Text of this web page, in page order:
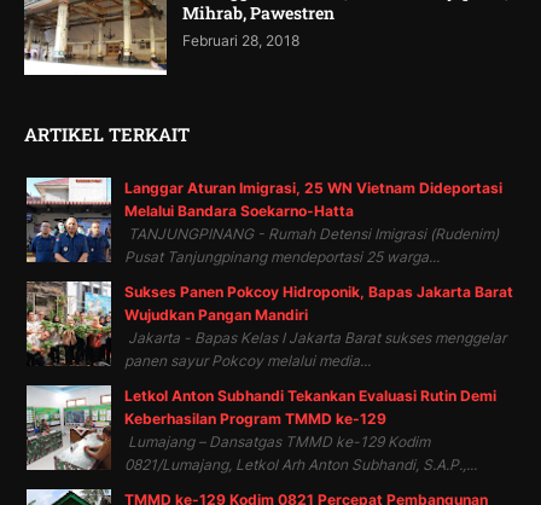
Mihrab, Pawestren
Februari 28, 2018
ARTIKEL TERKAIT
Langgar Aturan Imigrasi, 25 WN Vietnam Dideportasi
Melalui Bandara Soekarno-Hatta
TANJUNGPINANG - Rumah Detensi Imigrasi (Rudenim)
Pusat Tanjungpinang mendeportasi 25 warga...
Sukses Panen Pokcoy Hidroponik, Bapas Jakarta Barat
Wujudkan Pangan Mandiri
Jakarta - Bapas Kelas I Jakarta Barat sukses menggelar
panen sayur Pokcoy melalui media...
Letkol Anton Subhandi Tekankan Evaluasi Rutin Demi
Keberhasilan Program TMMD ke-129
Lumajang – Dansatgas TMMD ke-129 Kodim
0821/Lumajang, Letkol Arh Anton Subhandi, S.A.P.,...
TMMD ke-129 Kodim 0821 Percepat Pembangunan